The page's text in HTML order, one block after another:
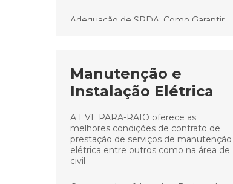
Adequação de SPDA: Como Garantir
Como escolher a melhor empresa de
instalação elétrica para garantir
segurança e qualidade
Como garantir a segurança e a
conformidade do seu sistema SPDA
em qualquer instalação elétrica
Principais cuidados para manter a
segurança e conformidade do sistema
Manutenção e
Instalação Elétrica
A EVL PARA-RAIO oferece as
melhores condições de contrato de
prestação de serviços de manutenção
elétrica entre outros como na área de
civil